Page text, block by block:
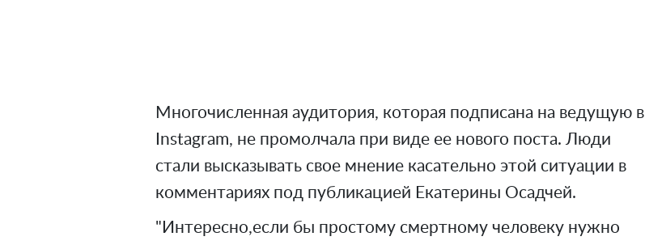
Многочисленная аудитория, которая подписана на ведущую в
Instagram, не промолчала при виде ее нового поста. Люди
стали высказывать свое мнение касательно этой ситуации в
комментариях под публикацией Екатерины Осадчей.
"Интересно,если бы простому смертному человеку нужно